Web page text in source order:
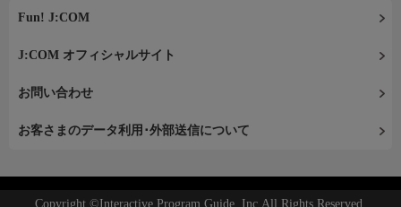
Fun! J:COM
J:COM オフィシャルサイト
お問い合わせ
お客さまのデータ利用･外部送信について
Copyright ©Interactive Program Guide, Inc.All Rights Reserved.